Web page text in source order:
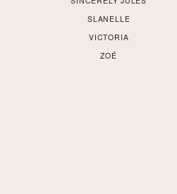
SLANELLE
VICTORIA
ZOÉ